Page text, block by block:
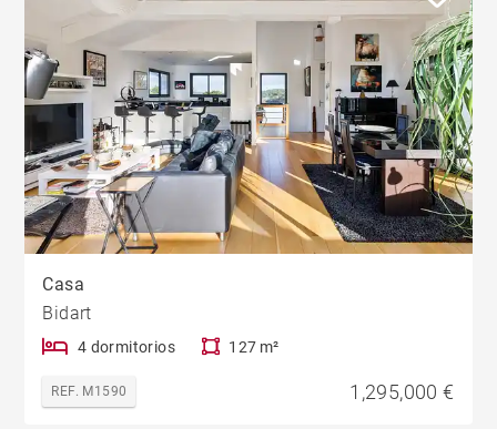
Casa
Bidart
4 dormitorios 127 m²
REF. M1590 1,295,000 €